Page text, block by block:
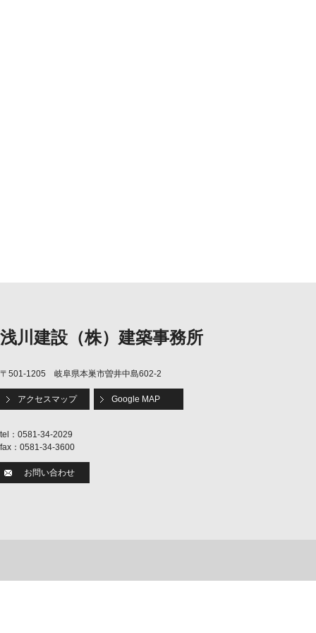
浅川建設（株）建築事務所
〒501-1205 岐阜県本巣市曽井中島602-2
アクセスマップ Google MAP
tel：0581-34-2029
fax：0581-34-3600
お問い合わせ